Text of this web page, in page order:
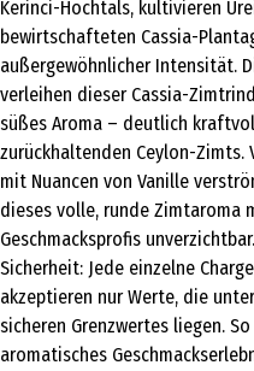
Kerinci-Hochtals, kultivieren
bewirtschafteten Cassia-
außergewöhnlicher Intensität.
verleihen dieser Cassia-
süßes Aroma – deutlich
zurückhaltenden Ceylon-
mit Nuancen von Vanille
dieses volle, runde Zimtaroma
Geschmacksprofis
Sicherheit: Jede einzelne
akzeptieren nur Werte, die
sicheren Grenzwertes liegen.
aromatisches